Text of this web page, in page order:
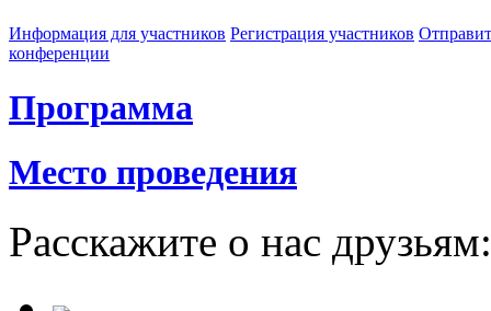
Информация для участников Регистрация участников
конференции
Программа
Место проведения
Расскажите о нас друзьям: